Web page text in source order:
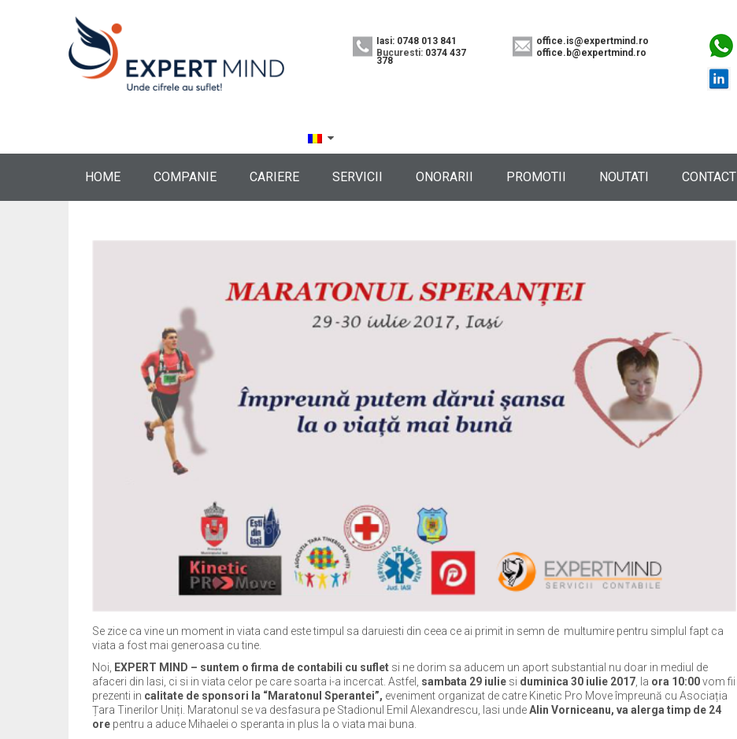
Iasi: 0748 013 841
Bucuresti: 0374 437
378
office.is@expertmind.ro
office.b@expertmind.ro
HOME COMPANIE CARIERE SERVICII ONORARII PROMOTII NOUTATI CONTACT
Se zice ca vine un moment in viata cand este timpul sa daruiesti din ceea ce ai primit in semn de multumire pentru simplul fapt ca
viata a fost mai generoasa cu tine.
Noi, EXPERT MIND – suntem o firma de contabili cu suflet si ne dorim sa aducem un aport substantial nu doar in mediul de
afaceri din Iasi, ci si in viata celor pe care soarta i-a incercat. Astfel, sambata 29 iulie si duminica 30 iulie 2017, la ora 10:00vom fii
prezenti in calitate de sponsori la “Maratonul Sperantei”, eveniment organizat de catre Kinetic Pro Move împreună cu Asociația
Țara Tinerilor Uniți. Maratonul se va desfasura pe Stadionul Emil Alexandrescu, Iasi undeAlin Vorniceanu, va alerga timp de 24
ore pentru a aduce Mihaelei o speranta in plus la o viata mai buna.